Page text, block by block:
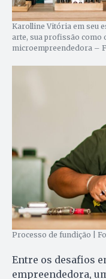
Karolline Vitória em seu
arte, sua profissão como
microempreendedora –
Processo de fundição |
Entre os desafios
empreendedora,